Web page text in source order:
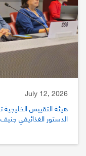
July 12, 2026
الدستور الغذائيفي جنيف